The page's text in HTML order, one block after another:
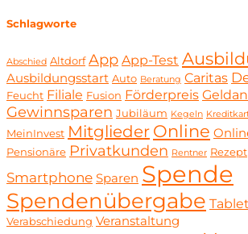
Schlagworte
Abschied Altdorf App App-Test
Ausbildungsstart Auto Beratung Caritas
Feucht Filiale Fusion Förderpreis
Gewinnsparen Jubiläum Kegeln
MeinInvest Mitglieder Online
Pensionäre Privatkunden Rentner Rezept
Smartphone Sparen Spende
Spendenübergabe Tablet
Verabschiedung Veranstaltung